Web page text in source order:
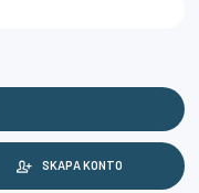
SKAPA KONTO